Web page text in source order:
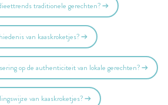
traditionele gerechten?
van kaaskroketjes?
op de authenticiteit van lokale gerechten?
van kaaskroketjes?